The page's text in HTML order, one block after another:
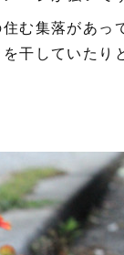
む集落があっ
干していたり